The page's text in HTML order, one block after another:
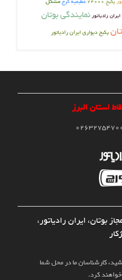
رادیاتورنمایندگی بوتان
پکیج دیواری ایران رادیاتور
استان البرز
بوتان، ایران رادیاتور،
کارشناسان ما در محل شما
کرد.